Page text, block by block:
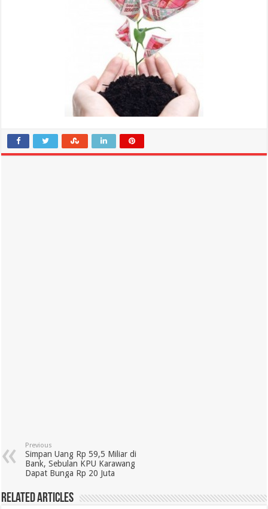
Previous
Simpan Uang Rp 59,5 Miliar di
Bank, Sebulan KPU Karawang
Dapat Bunga Rp 20 Juta
Related Articles